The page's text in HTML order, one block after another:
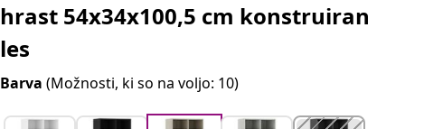
hrast 54x34x100,5 cm konstruiran
les
Barva(Možnosti, ki so na voljo: 10)